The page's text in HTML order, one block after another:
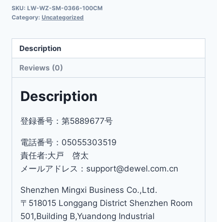
SKU: LW-WZ-SM-0366-100CM
Category: Uncategorized
Description
Reviews (0)
Description
登録番号：第5889677号
電話番号：05055303519
責任者:大戸 啓太
メールアドレス：support@dewel.com.cn
Shenzhen Mingxi Business Co.,Ltd.
〒518015 Longgang District Shenzhen Room
501,Building B,Yuandong Industrial